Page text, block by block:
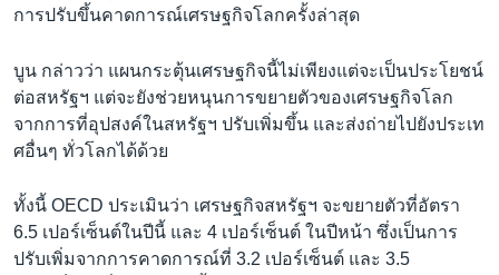
การปรับขึ้นคาดการณ์เศรษฐกิจโลกครั้งล่าสุด
บูน กล่าวว่า แผนกระตุ้นเศรษฐกิจนี้ไม่เพียงแต่จะเป็นประโยชน์
ต่อสหรัฐฯ แต่จะยังช่วยหนุนการขยายตัวของเศรษฐกิจโลก
จากการที่อุปสงค์ในสหรัฐฯ ปรับเพิ่มขึ้น และส่งถ่ายไปยังประเท
ศอื่นๆ ทั่วโลกได้ด้วย
ทั้งนี้ OECD ประเมินว่า เศรษฐกิจสหรัฐฯ จะขยายตัวที่อัตรา
6.5 เปอร์เซ็นต์ในปีนี้ และ 4 เปอร์เซ็นต์ ในปีหน้า ซึ่งเป็นการ
ปรับเพิ่มจากการคาดการณ์ที่ 3.2 เปอร์เซ็นต์ และ 3.5